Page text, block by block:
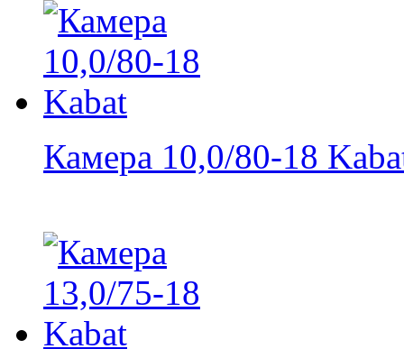
Камера 10,0/80-18